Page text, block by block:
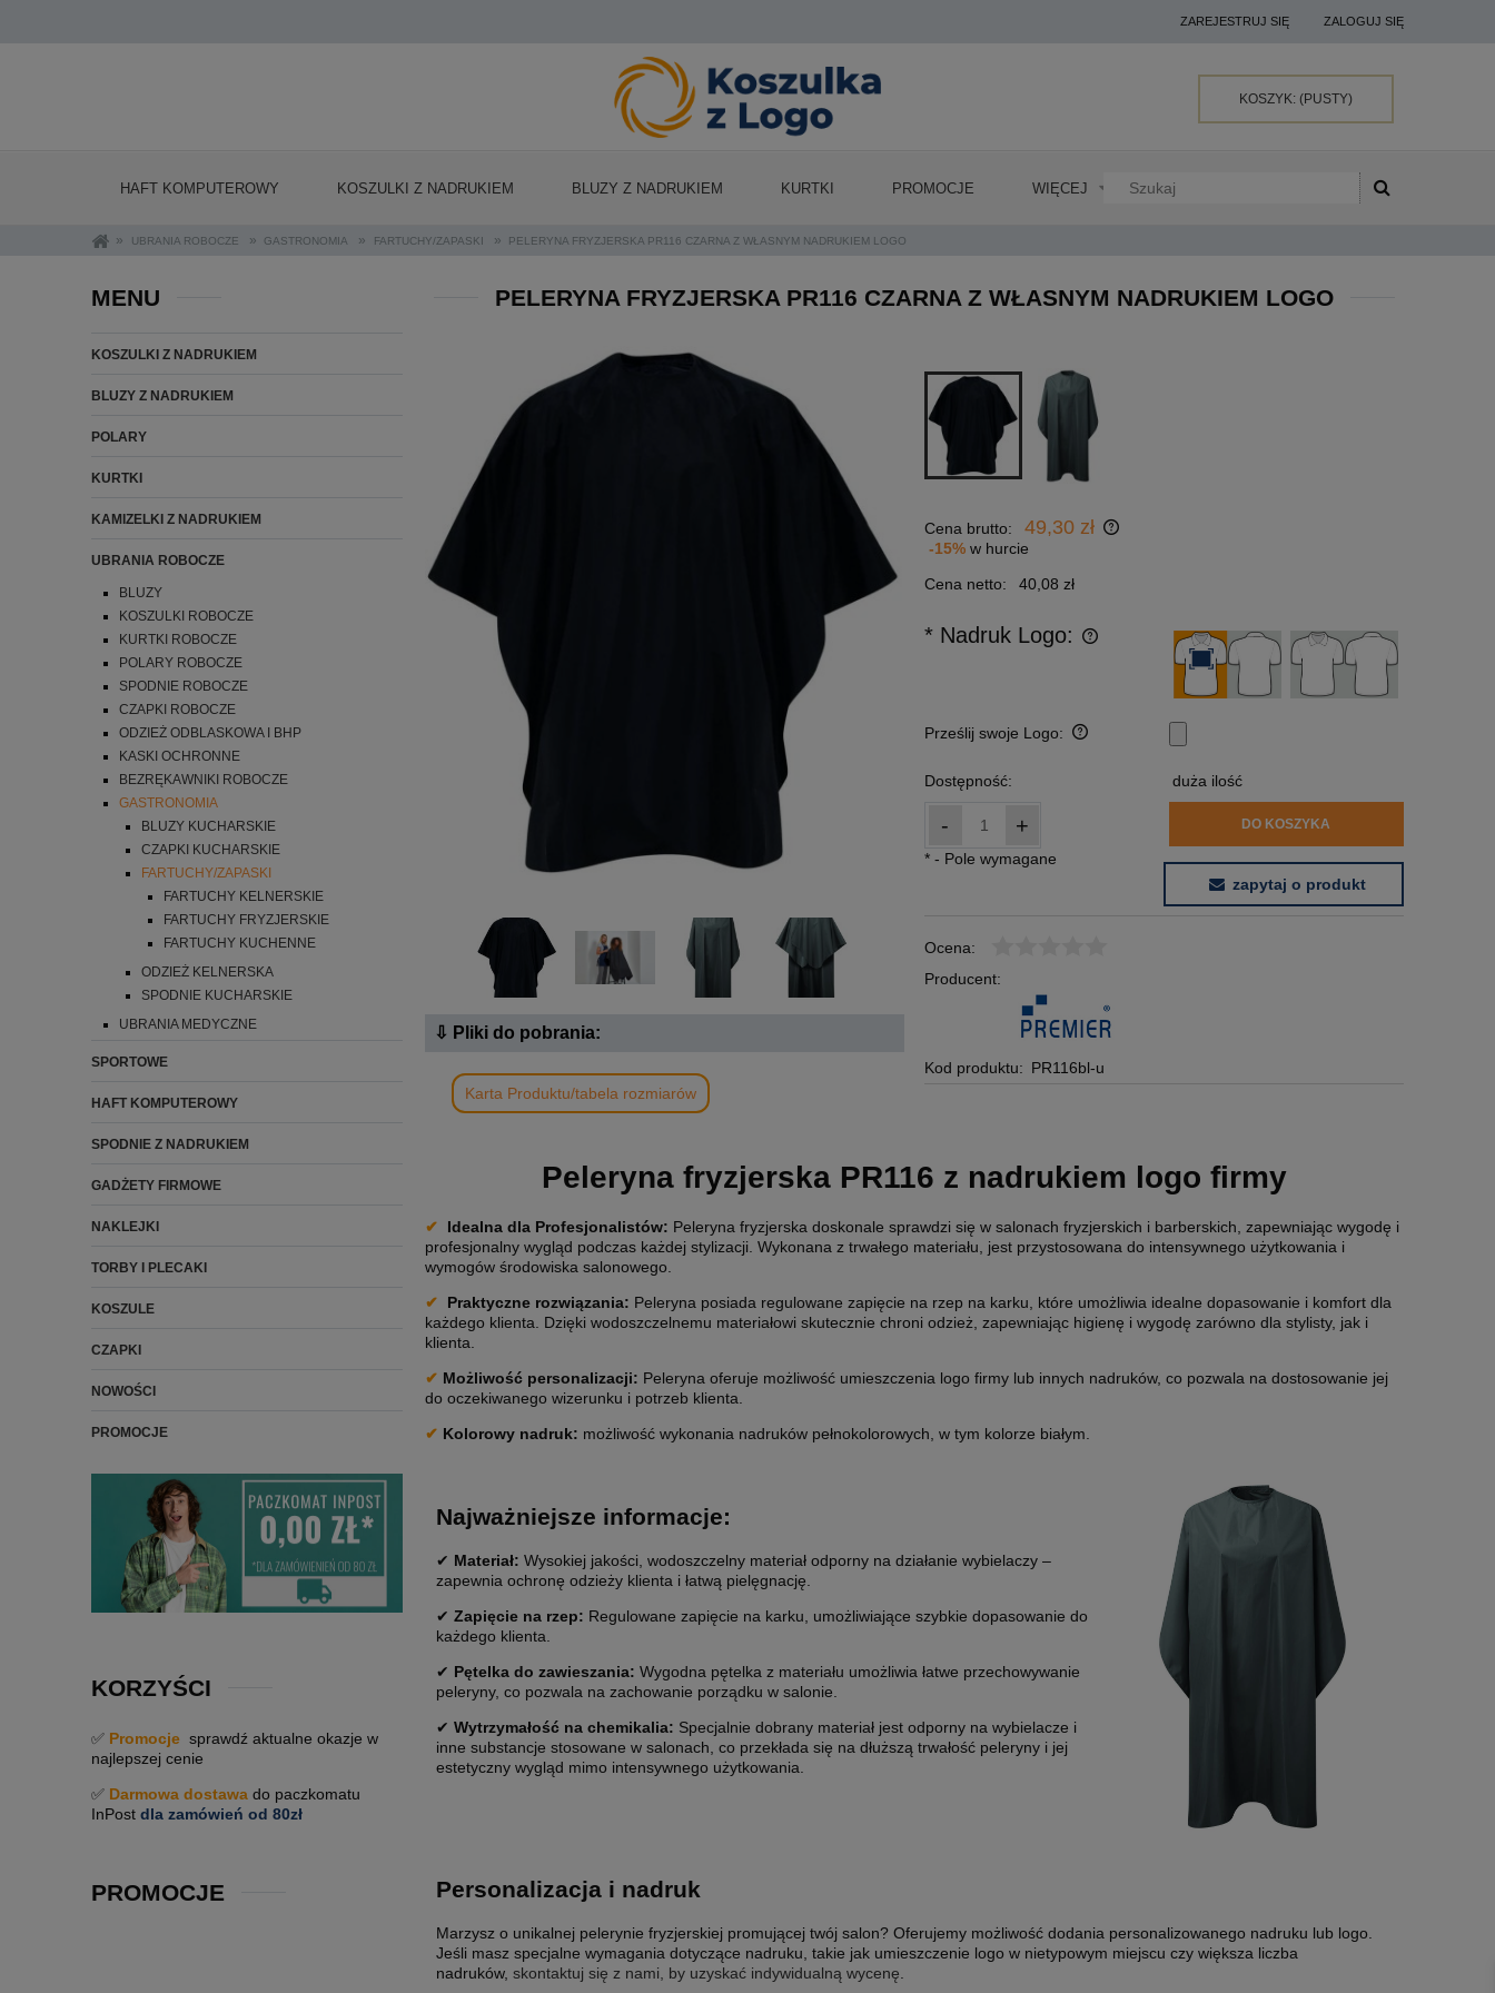
ZAREJESTRUJ SIĘ ZALOGUJ SIĘ
KOSZYK: (PUSTY)
HAFT KOMPUTEROWY KOSZULKI Z NADRUKIEM BLUZY Z NADRUKIEM KURTKI PROMOCJE WIĘCEJ
» UBRANIA ROBOCZE » GASTRONOMIA » FARTUCHY/ZAPASKI » PELERYNA FRYZJERSKA PR116 CZARNA Z WŁASNYM NADRUKIEM LOGO
MENU
KOSZULKI Z NADRUKIEM
BLUZY Z NADRUKIEM
POLARY
KURTKI
KAMIZELKI Z NADRUKIEM
UBRANIA ROBOCZE
BLUZY
KOSZULKI ROBOCZE
KURTKI ROBOCZE
POLARY ROBOCZE
SPODNIE ROBOCZE
CZAPKI ROBOCZE
ODZIEŻ ODBLASKOWA I BHP
KASKI OCHRONNE
BEZRĘKAWNIKI ROBOCZE
GASTRONOMIA
BLUZY KUCHARSKIE
CZAPKI KUCHARSKIE
FARTUCHY/ZAPASKI
FARTUCHY KELNERSKIE
FARTUCHY FRYZJERSKIE
FARTUCHY KUCHENNE
ODZIEŻ KELNERSKA
SPODNIE KUCHARSKIE
UBRANIA MEDYCZNE
SPORTOWE
HAFT KOMPUTEROWY
SPODNIE Z NADRUKIEM
GADŻETY FIRMOWE
NAKLEJKI
TORBY I PLECAKI
KOSZULE
CZAPKI
NOWOŚCI
PROMOCJE
KORZYŚCI
✅ Promocje sprawdź aktualne okazje w
najlepszej cenie
✅ Darmowa dostawa do paczkomatu
InPost dla zamówień od 80zł
PROMOCJE
PELERYNA FRYZJERSKA PR116 CZARNA Z WŁASNYM NADRUKIEM LOGO
⇩ Pliki do pobrania:
Karta Produktu/tabela rozmiarów
Cena brutto: 49,30 zł
-15%w hurcie
Cena netto:
40,08 zł
* Nadruk Logo:
Prześlij swoje Logo:
Dostępność: duża ilość
- + DO KOSZYKA
* - Pole wymagane
zapytaj o produkt
Ocena:
Producent:
Kod produktu: PR116bl-u
Peleryna fryzjerska PR116 z nadrukiem logo firmy
✔ Idealna dla Profesjonalistów: Peleryna fryzjerska doskonale sprawdzi się w salonach fryzjerskich i barberskich, zapewniając wygodę i
profesjonalny wygląd podczas każdej stylizacji. Wykonana z trwałego materiału, jest przystosowana do intensywnego użytkowania i
wymogów środowiska salonowego.
✔ Praktyczne rozwiązania: Peleryna posiada regulowane zapięcie na rzep na karku, które umożliwia idealne dopasowanie i komfort dla
każdego klienta. Dzięki wodoszczelnemu materiałowi skutecznie chroni odzież, zapewniając higienę i wygodę zarówno dla stylisty, jak i
klienta.
✔ Możliwość personalizacji: Peleryna oferuje możliwość umieszczenia logo firmy lub innych nadruków, co pozwala na dostosowanie jej
do oczekiwanego wizerunku i potrzeb klienta.
✔ Kolorowy nadruk: możliwość wykonania nadruków pełnokolorowych, w tym kolorze białym.
Najważniejsze informacje:
✔ Materiał: Wysokiej jakości, wodoszczelny materiał odporny na działanie wybielaczy –
zapewnia ochronę odzieży klienta i łatwą pielęgnację.
✔ Zapięcie na rzep: Regulowane zapięcie na karku, umożliwiające szybkie dopasowanie do
każdego klienta.
✔ Pętelka do zawieszania: Wygodna pętelka z materiału umożliwia łatwe przechowywanie
peleryny, co pozwala na zachowanie porządku w salonie.
✔ Wytrzymałość na chemikalia: Specjalnie dobrany materiał jest odporny na wybielacze i
inne substancje stosowane w salonach, co przekłada się na dłuższą trwałość peleryny i jej
estetyczny wygląd mimo intensywnego użytkowania.
Personalizacja i nadruk
Marzysz o unikalnej pelerynie fryzjerskiej promującej twój salon? Oferujemy możliwość dodania personalizowanego nadruku lub logo.
Jeśli masz specjalne wymagania dotyczące nadruku, takie jak umieszczenie logo w nietypowym miejscu czy większa liczba
nadruków, skontaktuj się z nami, by uzyskać indywidualną wycenę